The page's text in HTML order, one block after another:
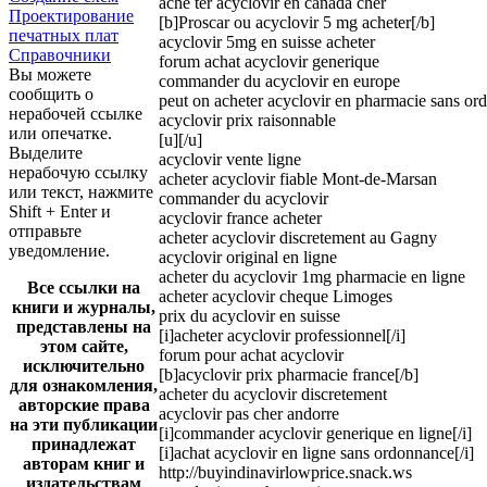
Проектирование
печатных плат
Справочники
Вы можете
сообщить о
нерабочей ссылке
или опечатке.
Выделите
нерабочую ссылку
или текст, нажмите
Shift + Enter и
отправьте
уведомление.
Все ссылки на
книги и журналы,
представлены на
этом сайте,
исключительно
для ознакомления,
авторские права
на эти публикации
принадлежат
авторам книг и
издательствам
[b]Proscar ou acyclovir 5 mg acheter[/b]
acyclovir 5mg en suisse acheter
forum achat acyclovir generique
commander du acyclovir en europe
peut on acheter acyclovir en pharmacie sans
acyclovir prix raisonnable
[u][/u]
acyclovir vente ligne
acheter acyclovir fiable Mont-de-Marsan
commander du acyclovir
acyclovir france acheter
acheter acyclovir discretement au Gagny
acyclovir original en ligne
acheter du acyclovir 1mg pharmacie en ligne
acheter acyclovir cheque Limoges
prix du acyclovir en suisse
[i]acheter acyclovir professionnel[/i]
forum pour achat acyclovir
[b]acyclovir prix pharmacie france[/b]
acheter du acyclovir discretement
acyclovir pas cher andorre
[i]commander acyclovir generique en ligne[/i]
[i]achat acyclovir en ligne sans ordonnance[/i]
http://buyindinavirlowprice.snack.ws